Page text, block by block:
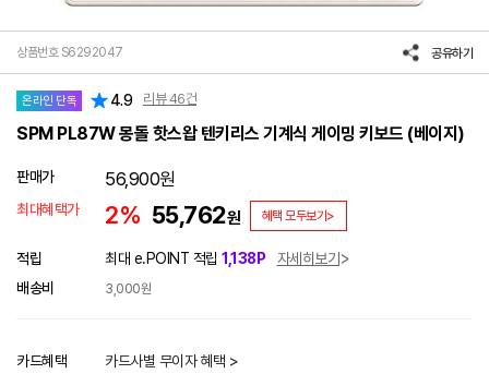
상품번호 S6292047 공유하기
온라인 단독 4.9 리뷰46건
SPM PL87W 몽돌 핫스왑 텐키리스 기계식 게이밍 키보드 (베이지)
판매가 56,900원
최대혜택가 2% 55,762원 혜택 모두보기>
적립 최대 e.POINT 적립 1,138P
자세히보기
배송비
3,000원
카드혜택 카드사별 무이자 혜택 >